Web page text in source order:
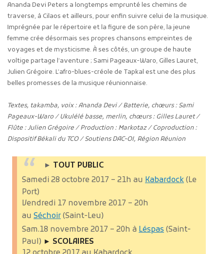
Ananda Devi Peters a longtemps emprunté les chemins de
traverse, à Cilaos et ailleurs, pour enfin suivre celui de la musique.
Imprégnée par le répertoire et la figure de son père, la jeune
femme crée désormais ses propres chansons empreintes de
voyages et de mysticisme. À ses côtés, un groupe de haute
voltige partage l’aventure ; Sami Pageaux-Waro, Gilles Lauret,
Julien Grégoire. L’afro-blues-créole de Tapkal est une des plus
belles promesses de la musique réunionnaise.
Textes, takamba, voix : Ananda Devi / Batterie, chœurs : Sami
Pageaux-Waro / Ukulélé basse, merlin, chœurs : Gilles Lauret /
Flûte : Julien Grégoire / Production : Markotaz / Coproduction :
Dispositif Békali du TCO / Soutiens DAC-OI, Région Réunion
► TOUT PUBLIC
Samedi 28 octobre 2017 – 21h au Kabardock (Le
Port)
Vendredi 17 novembre 2017 – 20h
au Séchoir (Saint-Leu)
Sam.18 novembre 2017 – 20h à Léspas (Saint-
Paul) ► SCOLAIRES